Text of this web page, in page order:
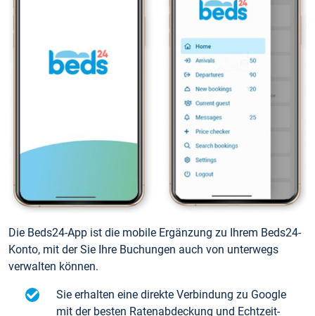
Die Beds24-App ist die mobile Ergänzung zu Ihrem Beds24-
Konto, mit der Sie Ihre Buchungen auch von unterwegs
verwalten können.
Sie erhalten eine direkte Verbindung zu Google
mit der besten Ratenabdeckung und Echtzeit-